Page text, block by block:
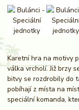
Karetní hra na motivy
válka vrcholí. Již brzy
bitvy se rozdrobily do
pobíhají z místa na
speciální komanda,